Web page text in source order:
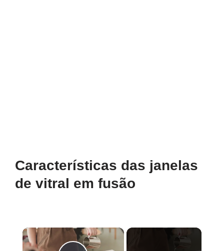
Características das janelas
de vitral em fusão
×